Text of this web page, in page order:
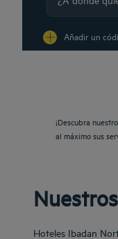
Añadir un
¡Descubra
al máximo sus
Hoteles Ibadan